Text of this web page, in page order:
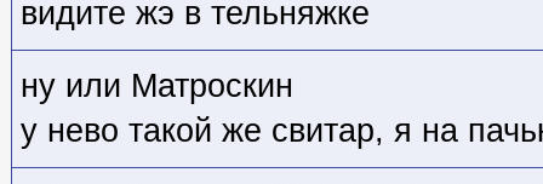
видите жэ в тельняжке
ну или Матроскин
у нево такой же свитар, я на